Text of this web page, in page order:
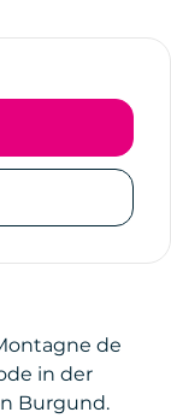
de
in der
Burgund.